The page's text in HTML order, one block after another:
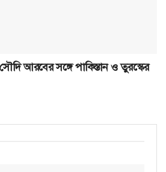
আরবের সঙ্গে পাকিস্তান ও তুরস্কের